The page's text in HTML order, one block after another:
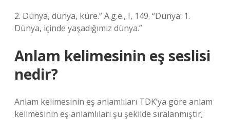
2. Dünya, dünya, küre.” A.g.e., I, 149. “Dünya: 1.
Dünya, içinde yaşadığımız dünya.”
Anlam kelimesinin eş seslisi
nedir?
Anlam kelimesinin eş anlamlıları TDK’ya göre anlam
kelimesinin eş anlamlıları şu şekilde sıralanmıştır;